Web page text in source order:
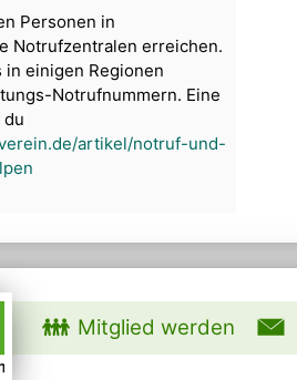
Personen in
Notrufzentralen erreichen.
einigen Regionen
Notrufnummern. Eine
artikel/notruf-und-
Mitglied werden